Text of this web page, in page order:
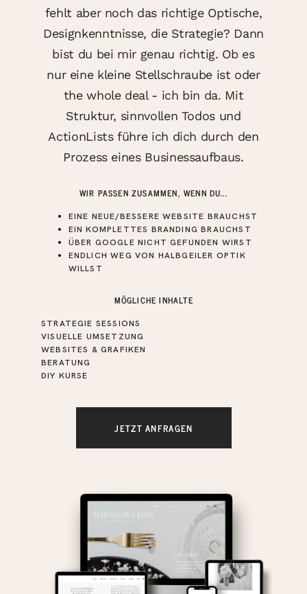
fehlt aber noch das richtige Optische,
Designkenntnisse, die Strategie? Dann
bist du bei mir genau richtig. Ob es
nur eine kleine Stellschraube ist oder
the whole deal - ich bin da. Mit
Struktur, sinnvollen Todos und
ActionLists führe ich dich durch den
Prozess eines Businessaufbaus.
MÖGLICHE INHALTE
WIR PASSEN ZUSAMMEN, WENN DU...
JETZT ANFRAGEN
EINE NEUE/BESSERE WEBSITE BRAUCHST
EIN KOMPLETTES BRANDING BRAUCHST
ÜBER GOOGLE NICHT GEFUNDEN WIRST
ENDLICH WEG VON HALBGEILER OPTIK
WILLST
STRATEGIE SESSIONS
VISUELLE UMSETZUNG
WEBSITES & GRAFIKEN
BERATUNG
DIY KURSE
KONTAKT